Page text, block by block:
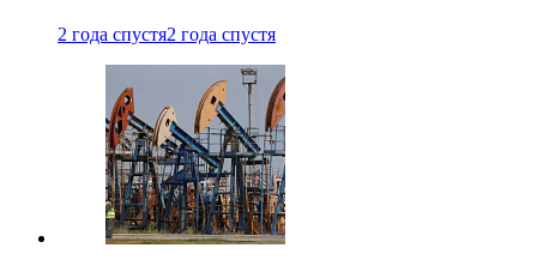
2 года спустя2 года спустя